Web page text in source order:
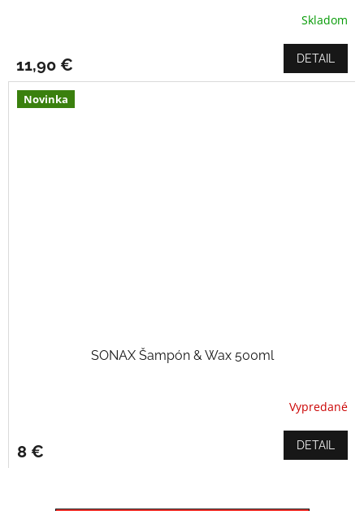
Skladom
11,90 € DETAIL
Novinka
SONAX Šampón & Wax 500ml
Vypredané
8 € DETAIL